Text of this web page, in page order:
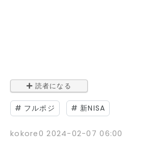
読者になる
# フルポジ # 新NISA
kokore0 2024-02-07 06:00